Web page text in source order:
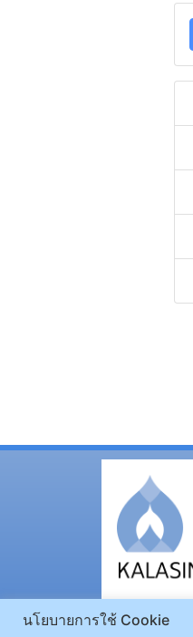
นโยบายการใช้ Cookie